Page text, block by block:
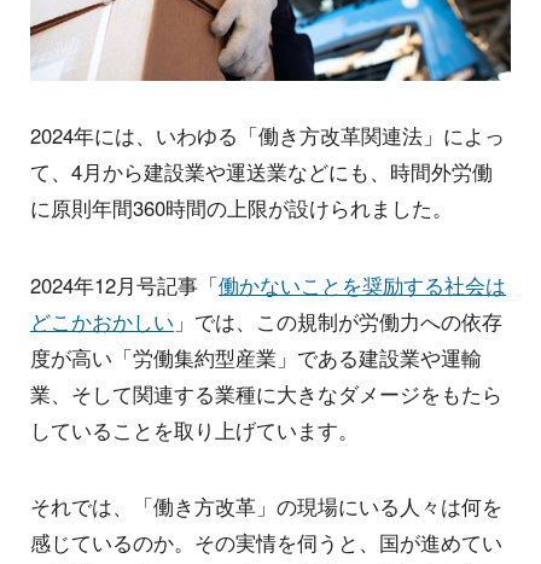
2024年には、いわゆる「働き方改革関連法」によっ
て、4月から建設業や運送業などにも、時間外労働
に原則年間360時間の上限が設けられました。
2024年12月号記事「働かないことを奨励する社会は
どこかおかしい 」では、この規制が労働力への依存
度が高い「労働集約型産業」である建設業や運輸
業、そして関連する業種に大きなダメージをもたら
していることを取り上げています。
それでは、「働き方改革」の現場にいる人々は何を
感じているのか。その実情を伺うと、国が進めてい